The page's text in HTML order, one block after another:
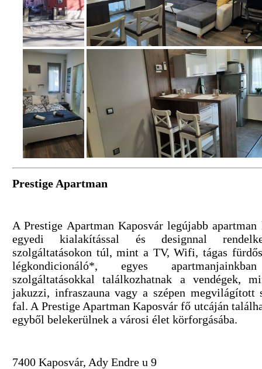
Prestige Apartman
A Prestige Apartman Kaposvár legújabb
egyedi kialakítással és designnal
szolgáltatásokon túl, mint a TV, Wifi, tágas
légkondicionáló*, egyes
szolgáltatásokkal találkozhatnak a vendégek,
jakuzzi, infraszauna vagy a szépen megvilágított
fal. A Prestige Apartman Kaposvár fő utcáján
egyből belekerülnek a városi élet körforgásába.
7400 Kaposvár, Ady Endre u 9